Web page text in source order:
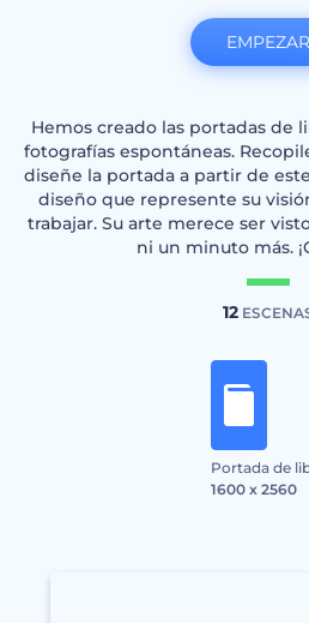
Hemos creado las portadas de
fotografías espontáneas.
diseñe la portada a partir de
diseño que represente su
trabajar. Su arte merece ser
ni un minuto más.
12
Portada de
1600 x 2560
EMPEZAR